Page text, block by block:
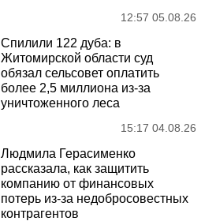
12:57 05.08.26
Спилили 122 дуба: в
Житомирской области суд
обязал сельсовет оплатить
более 2,5 миллиона из-за
уничтоженного леса
15:17 04.08.26
Людмила Герасименко
рассказала, как защитить
компанию от финансовых
потерь из-за недобросовестных
контрагентов